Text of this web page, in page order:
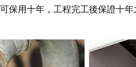
保用十年，工程完工後保證十